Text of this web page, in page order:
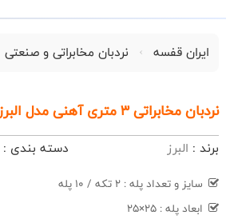
ایران قفسه نردبان مخابراتی و صنعتی
نردبان مخابراتی 3 متری آهنی مدل البرز با 10 پله
برند : البرز دسته بندی :
سایز و تعداد پله : 2 تکه / 10 پله
ابعاد پله : 25×25